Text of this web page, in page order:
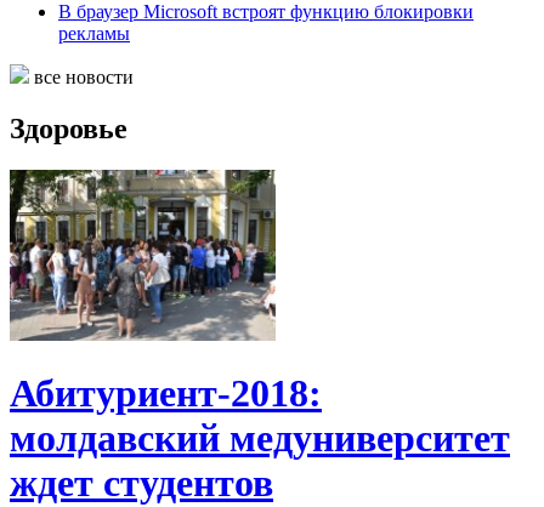
В браузер Microsoft встроят функцию блокировки
рекламы
все новости
Здоровье
Абитуриент-2018:
молдавский медуниверситет
ждет студентов